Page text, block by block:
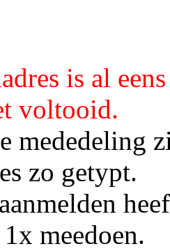
is al
voltooid.
mededeling
zo getypt.
meedoen.